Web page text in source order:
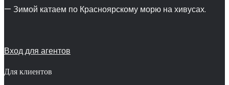
— Зимой катаем по Красноярскому морю на хивусах.
Вход для агентов
Для клиентов